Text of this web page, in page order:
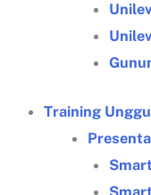
Training